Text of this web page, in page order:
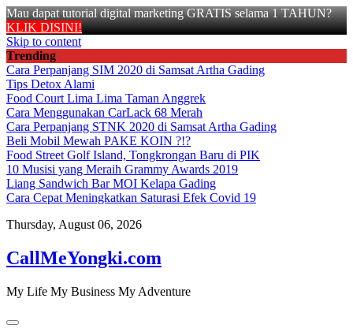
Mau dapat tutorial digital marketing GRATIS selama 1 TAHUN?
KLIK DISINI!
Skip to content
Trending
Cara Perpanjang SIM 2020 di Samsat Artha Gading
Tips Detox Alami
Food Court Lima Lima Taman Anggrek
Cara Menggunakan CarLack 68 Merah
Cara Perpanjang STNK 2020 di Samsat Artha Gading
Beli Mobil Mewah PAKE KOIN ?!?
Food Street Golf Island, Tongkrongan Baru di PIK
10 Musisi yang Meraih Grammy Awards 2019
Liang Sandwich Bar MOI Kelapa Gading
Cara Cepat Meningkatkan Saturasi Efek Covid 19
Thursday, August 06, 2026
CallMeYongki.com
My Life My Business My Adventure